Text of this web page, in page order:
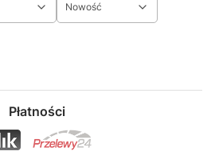
Nowość
Płatności